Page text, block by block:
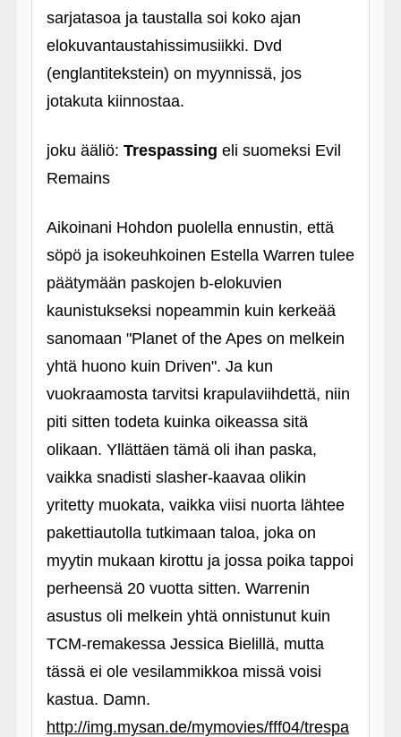
sarjatasoa ja taustalla soi koko ajan
elokuvantaustahissimusiikki. Dvd
(englantitekstein) on myynnissä, jos
jotakuta kiinnostaa.
joku ääliö: Trespassing eli suomeksi Evil
Remains
Aikoinani Hohdon puolella ennustin, että
söpö ja isokeuhkoinen Estella Warren tulee
päätymään paskojen b-elokuvien
kaunistukseksi nopeammin kuin kerkeää
sanomaan "Planet of the Apes on melkein
yhtä huono kuin Driven". Ja kun
vuokraamosta tarvitsi krapulaviihdettä, niin
piti sitten todeta kuinka oikeassa sitä
olikaan. Yllättäen tämä oli ihan paska,
vaikka snadisti slasher-kaavaa olikin
yritetty muokata, vaikka viisi nuorta lähtee
pakettiautolla tutkimaan taloa, joka on
myytin mukaan kirottu ja jossa poika tappoi
perheensä 20 vuotta sitten. Warrenin
asustus oli melkein yhtä onnistunut kuin
TCM-remakessa Jessica Bielillä, mutta
tässä ei ole vesilammikkoa missä voisi
kastua. Damn.
http://img.mysan.de/mymovies/fff04/trespa